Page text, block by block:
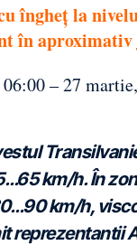
îngheț la
în
– 27
km/h. În
km/h,
reprezentantii